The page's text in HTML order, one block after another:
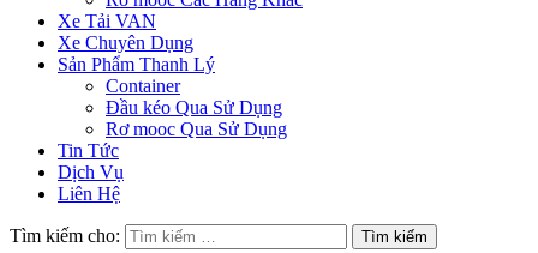
Xe Tải VAN
Xe Chuyên Dụng
Sản Phẩm Thanh Lý
Container
Đầu kéo Qua Sử Dụng
Rơ mooc Qua Sử Dụng
Tin Tức
Dịch Vụ
Liên Hệ
Tìm kiếm cho: